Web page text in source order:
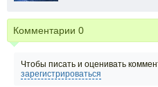
Комментарии 0
Чтобы писать и оценивать
зарегистрироваться